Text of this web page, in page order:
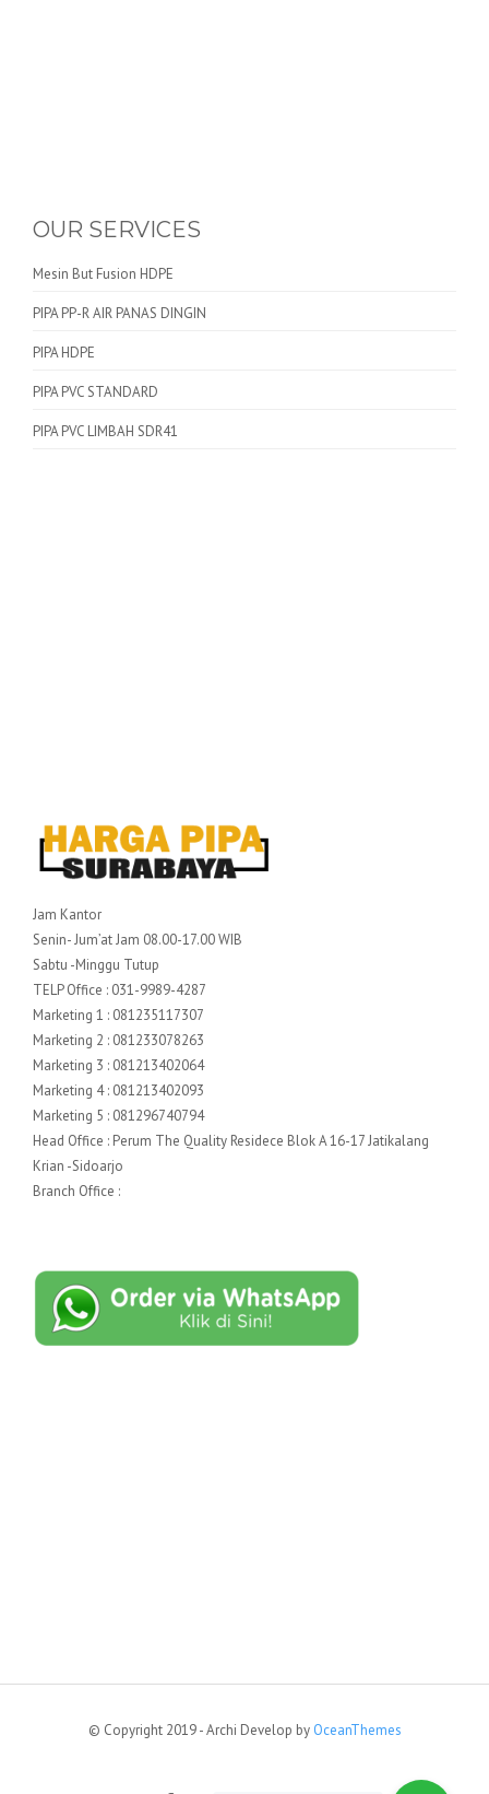
OUR SERVICES
Mesin But Fusion HDPE
PIPA PP-R AIR PANAS DINGIN
PIPA HDPE
PIPA PVC STANDARD
PIPA PVC LIMBAH SDR41
Jam Kantor
Senin- Jum’at Jam 08.00-17.00 WIB
Sabtu -Minggu Tutup
TELP Office : 031-9989-4287
Marketing 1 : 081235117307
Marketing 2 : 081233078263
Marketing 3 : 081213402064
Marketing 4 : 081213402093
Marketing 5 : 081296740794
Head Office : Perum The Quality Residece Blok A 16-17 Jatikalang
Krian -Sidoarjo
Branch Office :
© Copyright 2019 - Archi Develop by OceanThemes